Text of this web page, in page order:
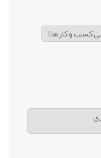
کسب و کارها)